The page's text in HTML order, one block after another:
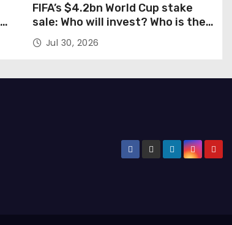
FIFA’s $4.2bn World Cup stake
sale: Who will invest? Who is the
money for? Who could stop this?
Jul 30, 2026